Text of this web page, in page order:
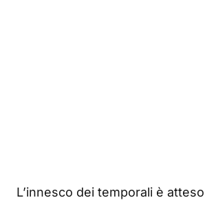
L’innesco dei temporali è